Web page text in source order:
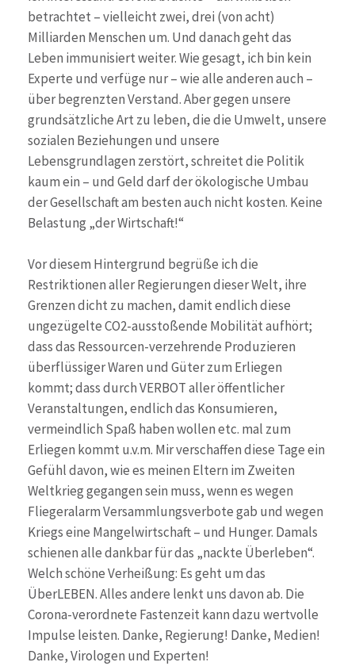
betrachtet – vielleicht zwei, drei (von acht)
Milliarden Menschen um. Und danach geht das
Leben immunisiert weiter. Wie gesagt, ich bin kein
Experte und verfüge nur – wie alle anderen auch –
über begrenzten Verstand. Aber gegen unsere
grundsätzliche Art zu leben, die die Umwelt, unsere
sozialen Beziehungen und unsere
Lebensgrundlagen zerstört, schreitet die Politik
kaum ein – und Geld darf der ökologische Umbau
der Gesellschaft am besten auch nicht kosten. Keine
Belastung „der Wirtschaft!“
Vor diesem Hintergrund begrüße ich die
Restriktionen aller Regierungen dieser Welt, ihre
Grenzen dicht zu machen, damit endlich diese
ungezügelte CO2-ausstoßende Mobilität aufhört;
dass das Ressourcen-verzehrende Produzieren
überflüssiger Waren und Güter zum Erliegen
kommt; dass durch VERBOT aller öffentlicher
Veranstaltungen, endlich das Konsumieren,
vermeindlich Spaß haben wollen etc. mal zum
Erliegen kommt u.v.m. Mir verschaffen diese Tage ein
Gefühl davon, wie es meinen Eltern im Zweiten
Weltkrieg gegangen sein muss, wenn es wegen
Fliegeralarm Versammlungsverbote gab und wegen
Kriegs eine Mangelwirtschaft – und Hunger. Damals
schienen alle dankbar für das „nackte Überleben“.
Welch schöne Verheißung: Es geht um das
ÜberLEBEN. Alles andere lenkt uns davon ab. Die
Corona-verordnete Fastenzeit kann dazu wertvolle
Impulse leisten. Danke, Regierung! Danke, Medien!
Danke, Virologen und Experten!